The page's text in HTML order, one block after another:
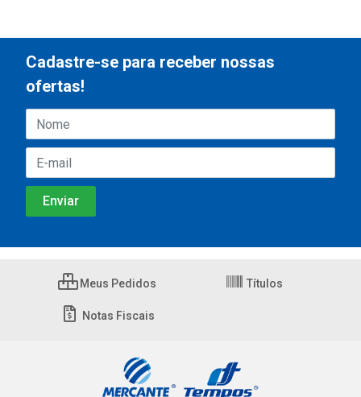
Cadastre-se para receber nossas
ofertas!
Meus Pedidos Títulos
Notas Fiscais